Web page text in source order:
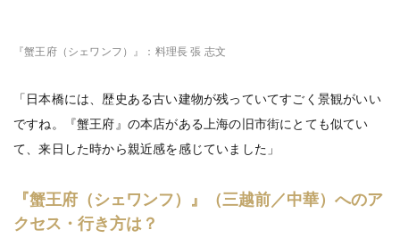
『蟹王府（シェワンフ）』：料理長 張 志文
「日本橋には、歴史ある古い建物が残っていてすごく景観がいい
ですね。『蟹王府』の本店がある上海の旧市街にとても似てい
て、来日した時から親近感を感じていました」
『蟹王府（シェワンフ）』（三越前／中華）へのア
クセス・行き方は？